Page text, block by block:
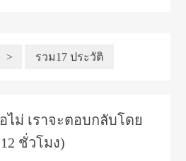
> รวม17 ประวัติ
ไม่ เราจะตอบกลับโดย
ชั่วโมง)